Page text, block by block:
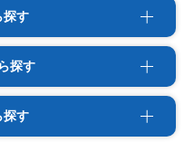
探す
探す
探す